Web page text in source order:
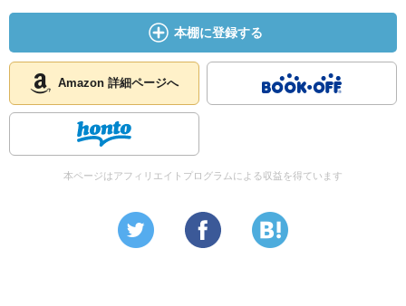
本棚に登録する
Amazon 詳細ページへ
本ページはアフィリエイトプログラムによる収益を得ています